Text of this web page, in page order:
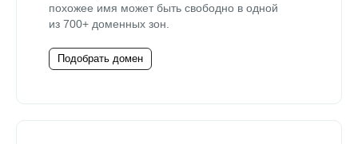
похожее имя может быть свободно в одной
из 700+ доменных зон.
Подобрать домен